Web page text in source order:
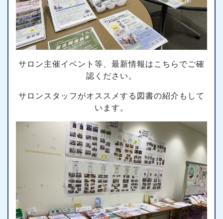
サロン主催イベント等、最新情報はこちらでご確
認ください。
サロンスタッフがオススメする図書の紹介もして
います。